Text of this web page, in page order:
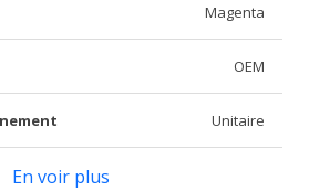
Magenta
OEM
Unitaire
En voir plus